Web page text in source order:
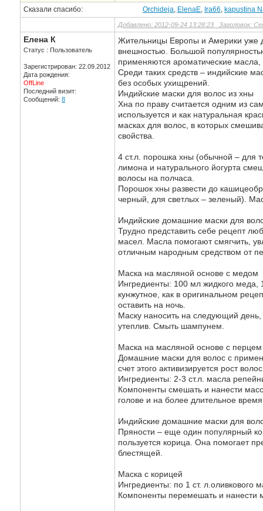
Сказали спасибо: Orchideja, ElenaE, Ira66, kapustina
Добавлено: 2012-09-24 13:28:23 Заголовок:
Елена К
Статус : Пользователь
Зарегистрирован: 22.09.2012
Дата рождения:
OffLine
Последний визит:
Сообщений: 8
Жительницы Европы и Америки уже
внешностью. Большой
применяются ароматические масла,
Среди таких средств – индийские
без особых ухищрений.
Индийские маски для волос из хны
Хна по праву считается одним из
используется и как натуральная
масках для волос, в которых
свойства.
4 ст.л. порошка хны (обычной – для
лимона и натурального йогурта
волосы на полчаса.
Порошок хны развести до
черный, для светлых – зеленый).
Индийские домашние маски для
Трудно представить себе рецепт
масел. Масла помогают смягчить,
отличным народным средством от
Маска на масляной основе с медом
Ингредиенты: 100 мл жидкого меда,
кунжутное, как в оригинальном
оставить на ночь.
Маску наносить на следующий
утеплив. Смыть шампунем.
Маска на масляной основе с
Домашние маски для волос с
счет этого активизируется рост
Ингредиенты: 2-3 ст.л. масла
Компоненты смешать и нанести
голове и на более длительное
Индийские домашние маски для
Пряности – еще один популярный
пользуется корица. Она помогает
блестящей.
Маска с корицей
Ингредиенты: по 1 ст. л.оливкового
Компоненты перемешать и нанести